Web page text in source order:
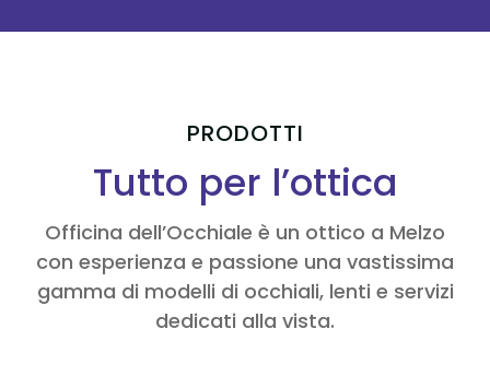
PRODOTTI
Tutto per l’ottica
Officina dell’Occhiale è un ottico a Melzo
con esperienza e passione una vastissima
gamma di modelli di occhiali, lenti e servizi
dedicati alla vista.